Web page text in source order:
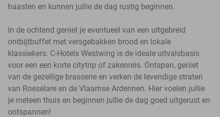
haasten en kunnen jullie de dag rustig beginnen.
In de ochtend geniet je eventueel van een uitgebreid
ontbijtbuffet met versgebakken brood en lokale
klassiekers. C-Hotels Westwing is de ideale uitvalsbasis
voor een een korte citytrip of zakenreis. Ontspan, geniet
van de gezellige brasserie en verken de levendige straten
van Roeselare en de Vlaamse Ardennen. Hier voelen jullie
je meteen thuis en beginnen jullie de dag goed uitgerust en
ontspannen!